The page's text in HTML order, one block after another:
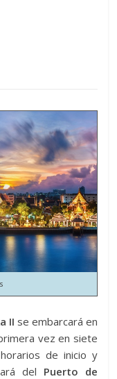
II se embarcará en
vez en siete
de inicio y
del Puerto de